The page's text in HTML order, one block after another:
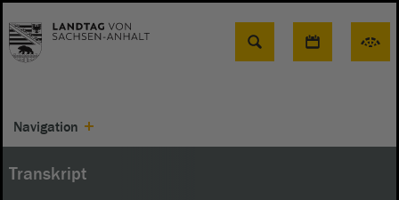
Suche
Navigation
Transkript